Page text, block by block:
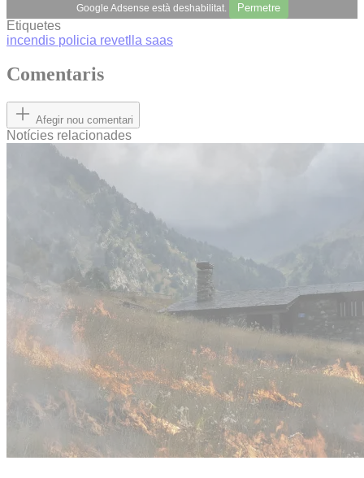
Google Adsense està deshabilitat. Permetre
Etiquetes
incendis policia revetlla saas
Comentaris
Afegir nou comentari
Notícies relacionades